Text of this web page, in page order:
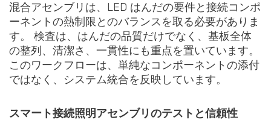
混合アセンブリは、LED はんだの要件と接続コンポ
ーネントの熱制限とのバランスを取る必要がありま
す。 検査は、はんだの品質だけでなく、基板全体
の整列、清潔さ、一貫性にも重点を置いています。
このワークフローは、単純なコンポーネントの添付
ではなく、システム統合を反映しています。
スマート接続照明アセンブリのテストと信頼性